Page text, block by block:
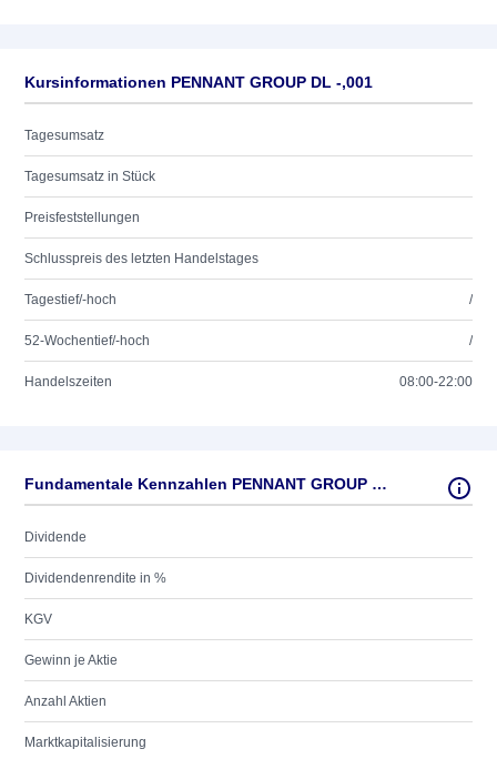
Kursinformationen PENNANT GROUP DL -,001
Tagesumsatz
Tagesumsatz in Stück
Preisfeststellungen
Schlusspreis des letzten Handelstages
Tagestief/-hoch /
52-Wochentief/-hoch /
Handelszeiten 08:00-22:00
Fundamentale Kennzahlen PENNANT GROUP DL -,001
Dividende
Dividendenrendite in %
KGV
Gewinn je Aktie
Anzahl Aktien
Marktkapitalisierung